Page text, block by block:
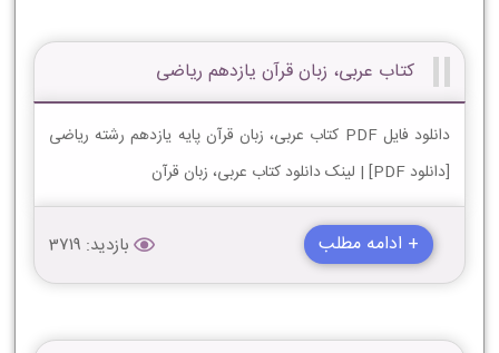
کتاب عربی، زبان قرآن یازدهم ریاضی
دانلود فایل PDF کتاب عربی، زبان قرآن پایه یازدهم رشته ریاضی
[دانلود PDF] | لینک دانلود کتاب عربی، زبان قرآن
+ ادامه مطلب بازدید: 3719